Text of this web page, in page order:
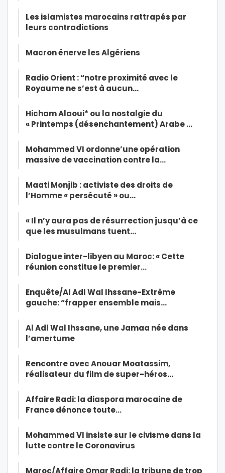
Les islamistes marocains rattrapés par
leurs contradictions
Macron énerve les Algériens
Radio Orient : “notre proximité avec le
Royaume ne s’est à aucun…
Hicham Alaoui* ou la nostalgie du
« Printemps (désenchantement) Arabe …
Mohammed VI ordonne’une opération
massive de vaccination contre la…
Maati Monjib : activiste des droits de
l’Homme « persécuté » ou…
« Il n’y aura pas de résurrection jusqu’à ce
que les musulmans tuent…
Dialogue inter-libyen au Maroc: « Cette
réunion constitue le premier…
Enquête/Al Adl Wal Ihssane-Extrême
gauche: “frapper ensemble mais…
Al Adl Wal Ihssane, une Jamaa née dans
l’amertume
Rencontre avec Anouar Moatassim,
réalisateur du film de super-héros…
Affaire Radi: la diaspora marocaine de
France dénonce toute…
Mohammed VI insiste sur le civisme dans la
lutte contre le Coronavirus